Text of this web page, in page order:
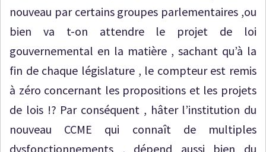
nouveau par certains groupes parlementaires ,ou
bien va t-on attendre le projet de loi
gouvernemental en la matière , sachant qu’à la
fin de chaque législature , le compteur est remis
à zéro concernant les propositions et les projets
de lois !? Par conséquent , hâter l’institution du
nouveau CCME qui connaît de multiples
dysfonctionnements , dépend aussi bien du